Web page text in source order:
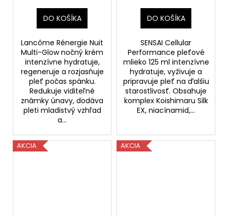
DO KOŠÍKA
Lancôme Rénergie Nuit
Multi-Glow nočný krém
intenzívne hydratuje,
regeneruje a rozjasňuje
pleť počas spánku.
Redukuje viditeľné
známky únavy, dodáva
pleti mladistvý vzhľad
a...
DO KOŠÍKA
SENSAI Cellular
Performance pleťové
mlieko 125 ml intenzívne
hydratuje, vyživuje a
pripravuje pleť na ďalšiu
starostlivosť. Obsahuje
komplex Koishimaru Silk
EX, niacínamid,...
AKCIA AKCIA